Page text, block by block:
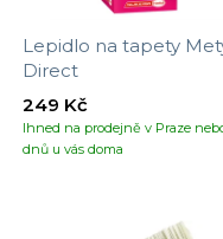
Lepidlo na tapety
Direct
Ihned na prodejně v Praze
dnů u vás doma
249 Kč